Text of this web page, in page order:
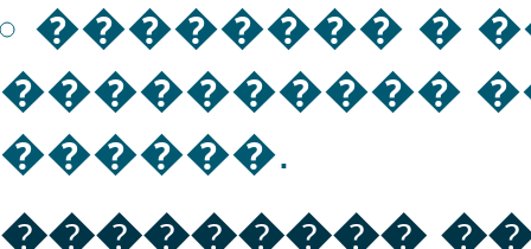
�������� �
����������
������.
���������